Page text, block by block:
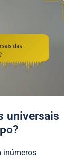
universais
inúmeros